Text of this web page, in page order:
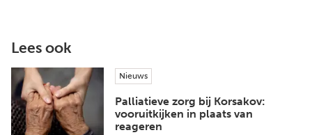
Lees ook
Nieuws
Palliatieve zorg bij Korsakov:
vooruitkijken in plaats van
reageren